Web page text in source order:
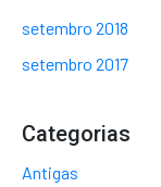
setembro 2018
setembro 2017
Categorias
Antigas